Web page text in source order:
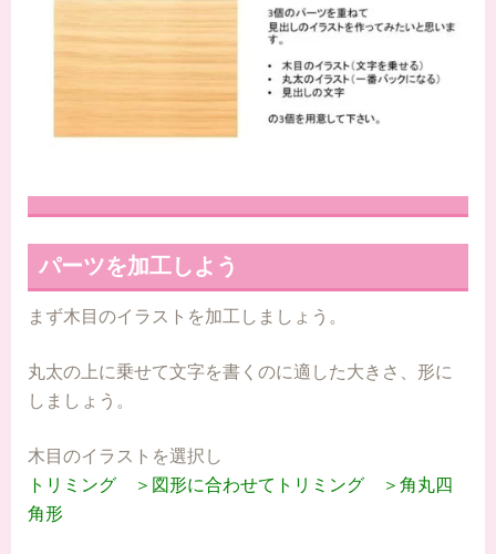
パーツを加工しよう
まず木目のイラストを加工しましょう。
丸太の上に乗せて文字を書くのに適した大きさ、形に
しましょう。
木目のイラストを選択し
トリミング ＞図形に合わせてトリミング ＞角丸四
角形